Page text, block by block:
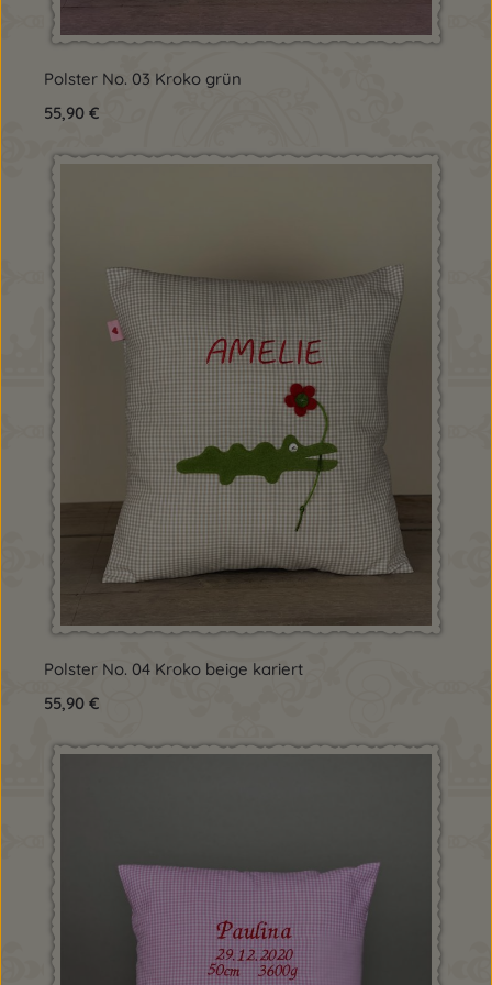
Polster No. 03 Kroko grün
Regulärer Preis:
55,90 €
Polster No. 04 Kroko beige kariert
Regulärer Preis:
55,90 €